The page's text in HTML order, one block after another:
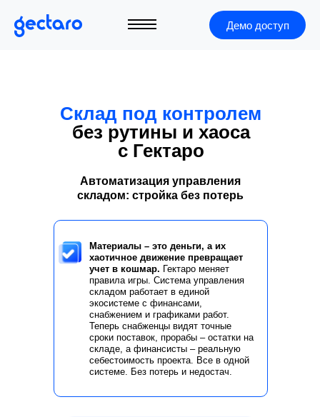
+7 (495) 966-40-05
Демо доступ
Склад под контролем
без рутины и хаоса
с Гектаро
Автоматизация управления
складом: стройка без потерь
Материалы – это деньги, а их
хаотичное движение превращает
учет в кошмар. Гектаро меняет
правила игры. Система управления
складом работает в единой
экосистеме с финансами,
снабжением и графиками работ.
Теперь снабженцы видят точные
сроки поставок, прорабы – остатки на
складе, а финансисты – реальную
себестоимость проекта. Все в одной
системе. Без потерь и недостач.